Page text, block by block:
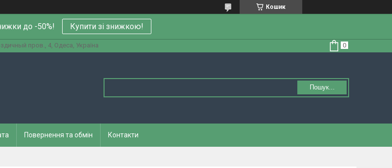
Кошик
до -50%! Купити зi знижкою!
пров., 4, Одеса, Україна
Пошук...
Повернення та обмін Контакти